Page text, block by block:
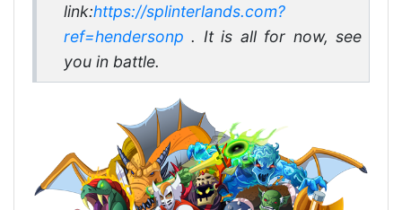
link:https://splinterlands.com?
ref=hendersonp . It is all for now, see
you in battle.